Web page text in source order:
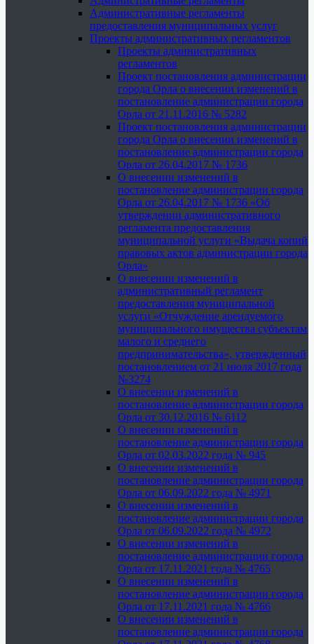
Административные регламенты
предоставления муниципальных услуг
Проекты административных регламентов
Проекты административных
регламентов
Проект постановления администрации
города Орла о внесении изменений в
постановление администрации города
Орла от 21.11.2016 № 5282
Проект постановления администрации
города Орла о внесении изменений в
постановление администрации города
Орла от 26.04.2017 № 1736
О внесении изменений в
постановление администрации города
Орла от 26.04.2017 № 1736 «Об
утверждении административного
регламента предоставления
муниципальной услуги «Выдача копий
правовых актов администрации города
Орла»
О внесении изменений в
административный регламент
предоставления муниципальной
услуги «Отчуждение арендуемого
муниципального имущества субъектам
малого и среднего
предпринимательства», утвержденный
постановлением от 21 июля 2017 года
№3274
О внесении изменений в
постановление администрации города
Орла от 30.12.2016 № 6112
О внесении изменений в
постановление администрации города
Орла от 02.03.2022 года № 945
О внесении изменений в
постановление администрации города
Орла от 06.09.2022 года № 4971
О внесении изменений в
постановление администрации города
Орла от 06.09.2022 года № 4972
О внесении изменений в
постановление администрации города
Орла от 17.11.2021 года № 4765
О внесении изменений в
постановление администрации города
Орла от 17.11.2021 года № 4766
О внесении изменений в
постановление администрации города